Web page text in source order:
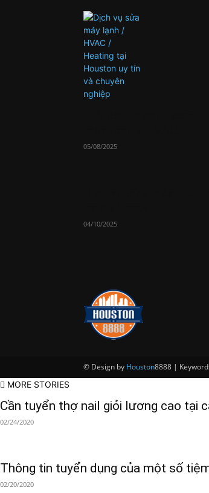
05/08/2025
04/10/2025
© Design by Houston8888 |
MORE STORIES
Cần tuyển thợ nail giỏi lương cao tại
02/24/2020
Thông tin tuyển dụng của một số
02/20/2020